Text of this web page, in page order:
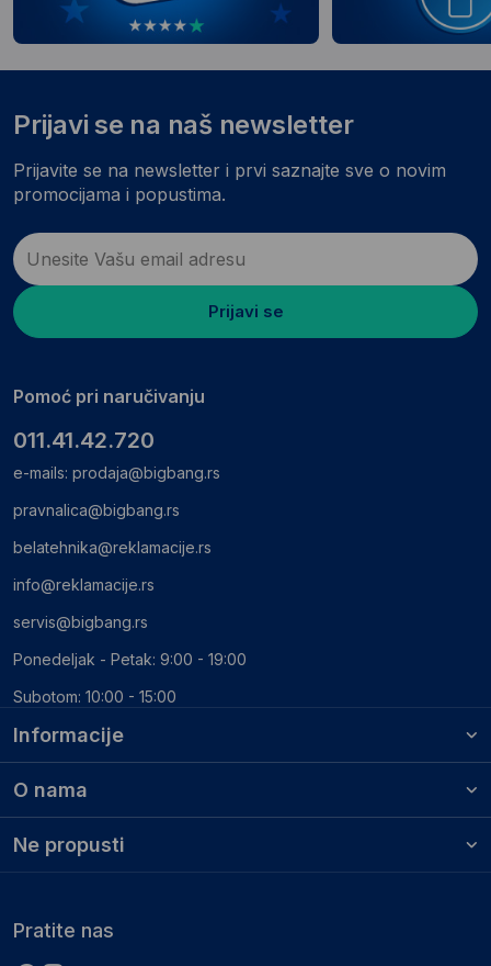
Informacije
O nama
Ne propusti
Prijavi se na naš newsletter
Prijavite se na newsletter i prvi saznajte sve o novim
promocijama i popustima.
Prijavi se
Pomoć pri naručivanju
011.41.42.720
e-mails: prodaja@bigbang.rs
pravnalica@bigbang.rs
belatehnika@reklamacije.rs
info@reklamacije.rs
servis@bigbang.rs
Ponedeljak - Petak: 9:00 - 19:00
Subotom: 10:00 - 15:00
Pratite nas